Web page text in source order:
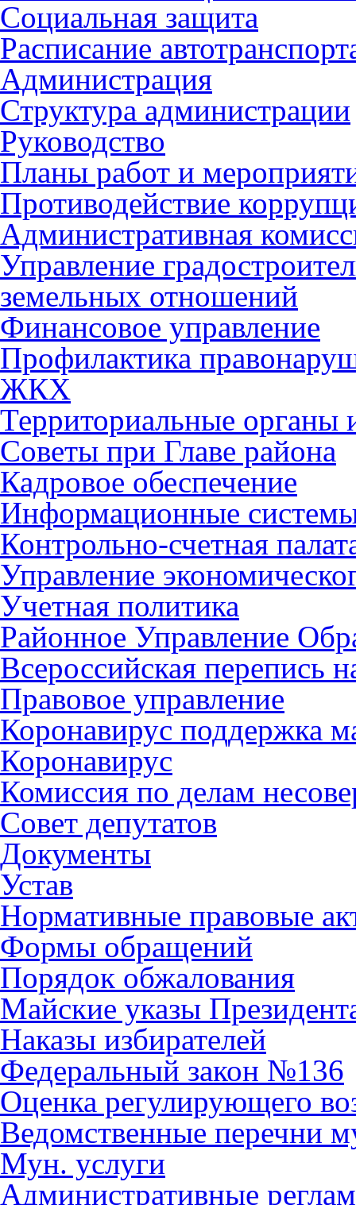
Социальная защита
Расписание
Администрация
Структура администрации
Руководство
Планы работ и
Противодействие
Административная
Управление
земельных отношений
Финансовое управление
Профилактика
ЖКХ
Территориальные органы
Советы при Главе района
Кадровое обеспечение
Информационные
Контрольно-счетная
Управление
Учетная политика
Районное Управление
Всероссийская перепись
Правовое управление
Коронавирус поддержка
Коронавирус
Комиссия по делам
Совет депутатов
Документы
Устав
Нормативные правовые
Формы обращений
Порядок обжалования
Майские указы
Наказы избирателей
Федеральный закон №136
Оценка регулирующего
Ведомственные перечни
Мун. услуги
Административные